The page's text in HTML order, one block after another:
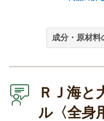
成分・原材料
ＲＪ海と
ル〈全身